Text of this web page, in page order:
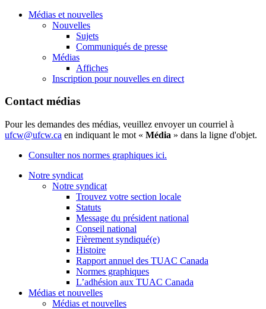
Médias et nouvelles
Nouvelles
Sujets
Communiqués de presse
Médias
Affiches
Inscription pour nouvelles en direct
Contact médias
Pour les demandes des médias, veuillez envoyer un courriel à
ufcw@ufcw.ca en indiquant le mot « Média » dans la ligne d'objet.
Consulter nos normes graphiques ici.
Notre syndicat
Notre syndicat
Trouvez votre section locale
Statuts
Message du président national
Conseil national
Fièrement syndiqué(e)
Histoire
Rapport annuel des TUAC Canada
Normes graphiques
L’adhésion aux TUAC Canada
Médias et nouvelles
Médias et nouvelles